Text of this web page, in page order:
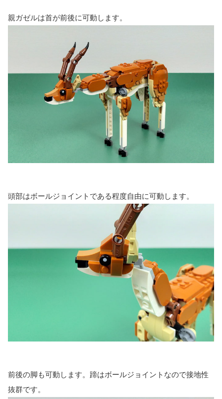
親ガゼルは首が前後に可動します。
頭部はボールジョイントである程度自由に可動します。
前後の脚も可動します。蹄はボールジョイントなので接地性
抜群です。